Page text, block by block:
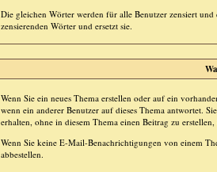
Die gleichen Wörter werden für alle Benutzer zensiert
zensierenden Wörter und ersetzt sie.
Wenn Sie ein neues Thema erstellen oder auf ein
wenn ein anderer Benutzer auf dieses Thema antwortet.
erhalten, ohne in diesem Thema einen Beitrag zu
Wenn Sie keine E-Mail-Benachrichtigungen von einem
abbestellen.